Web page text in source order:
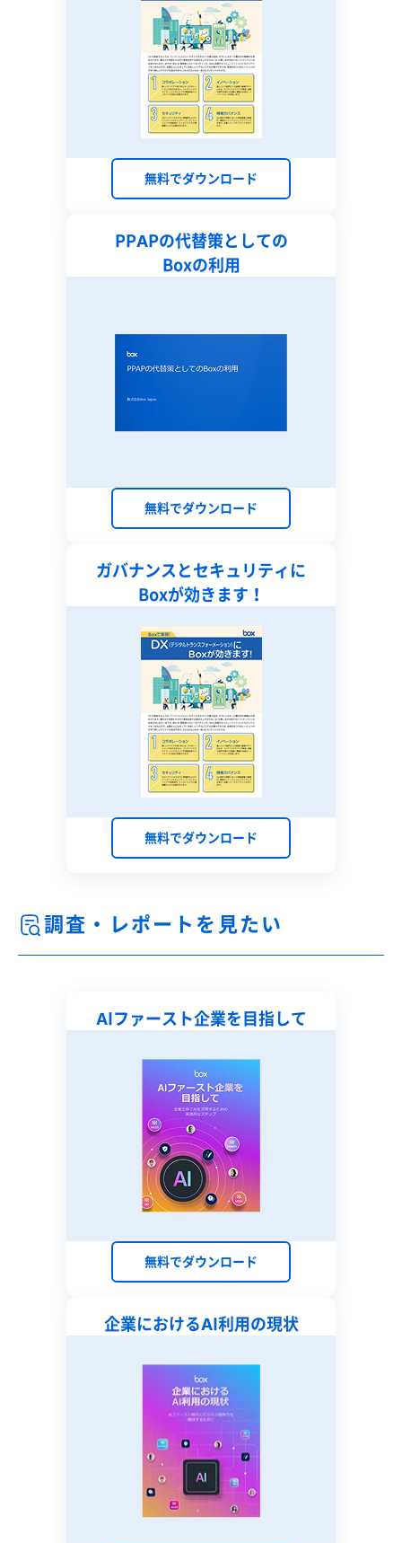
無料でダウンロード
PPAPの代替策としての
Boxの利用
無料でダウンロード
ガバナンスとセキュリティに
Boxが効きます！
無料でダウンロード
調査・レポートを見たい
AIファースト企業を 目指して
無料でダウンロード
企業におけるAI利用の現状